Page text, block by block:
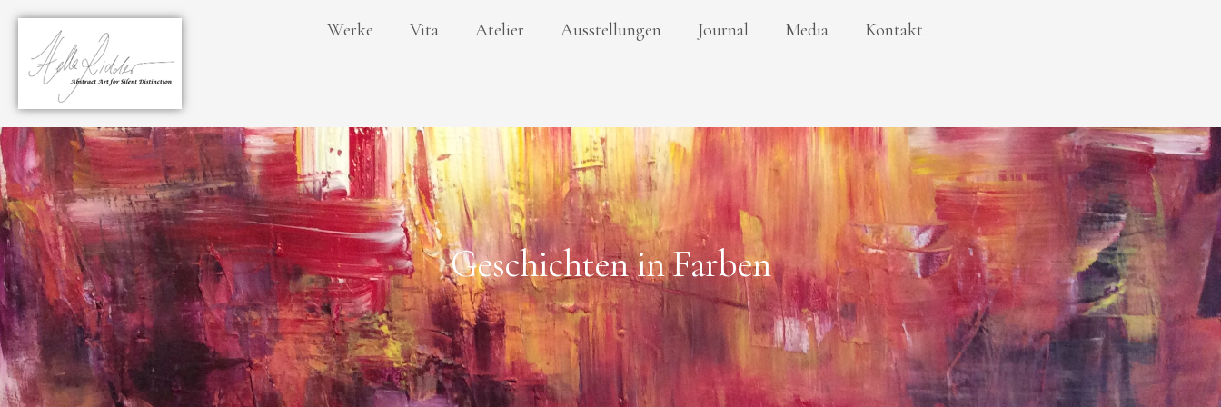
Werke Vita Atelier Ausstellungen Journal Media Kontakt
Geschichten in Farben